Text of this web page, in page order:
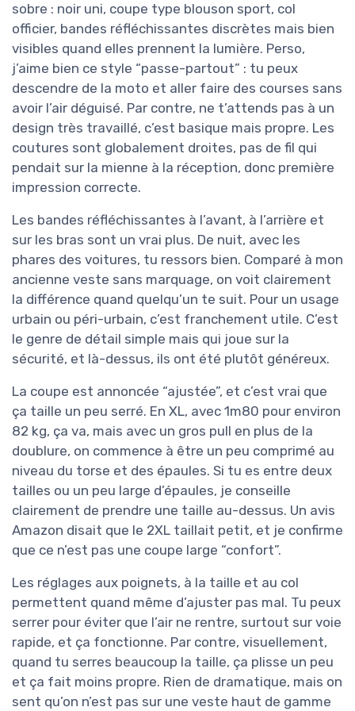
sobre : noir uni, coupe type blouson sport, col
officier, bandes réfléchissantes discrètes mais bien
visibles quand elles prennent la lumière. Perso,
j’aime bien ce style “passe-partout” : tu peux
descendre de la moto et aller faire des courses sans
avoir l’air déguisé. Par contre, ne t’attends pas à un
design très travaillé, c’est basique mais propre. Les
coutures sont globalement droites, pas de fil qui
pendait sur la mienne à la réception, donc première
impression correcte.
Les bandes réfléchissantes à l’avant, à l’arrière et
sur les bras sont un vrai plus. De nuit, avec les
phares des voitures, tu ressors bien. Comparé à mon
ancienne veste sans marquage, on voit clairement
la différence quand quelqu’un te suit. Pour un usage
urbain ou péri-urbain, c’est franchement utile. C’est
le genre de détail simple mais qui joue sur la
sécurité, et là-dessus, ils ont été plutôt généreux.
La coupe est annoncée “ajustée”, et c’est vrai que
ça taille un peu serré. En XL, avec 1m80 pour environ
82 kg, ça va, mais avec un gros pull en plus de la
doublure, on commence à être un peu comprimé au
niveau du torse et des épaules. Si tu es entre deux
tailles ou un peu large d’épaules, je conseille
clairement de prendre une taille au-dessus. Un avis
Amazon disait que le 2XL taillait petit, et je confirme
que ce n’est pas une coupe large “confort”.
Les réglages aux poignets, à la taille et au col
permettent quand même d’ajuster pas mal. Tu peux
serrer pour éviter que l’air ne rentre, surtout sur voie
rapide, et ça fonctionne. Par contre, visuellement,
quand tu serres beaucoup la taille, ça plisse un peu
et ça fait moins propre. Rien de dramatique, mais on
sent qu’on n’est pas sur une veste haut de gamme